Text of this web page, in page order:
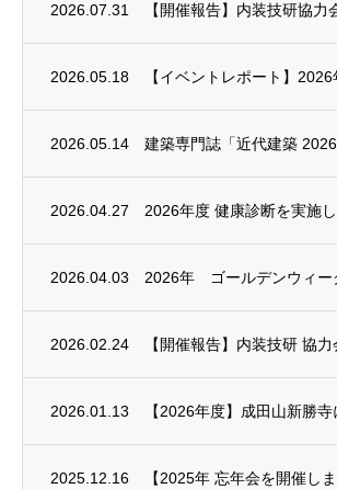
2026.07.31
2026.05.18
2026.05.14
2026.04.27 2026年度 健康診断を実施
2026.04.03
2026.02.24
2026.01.13
2025.12.16